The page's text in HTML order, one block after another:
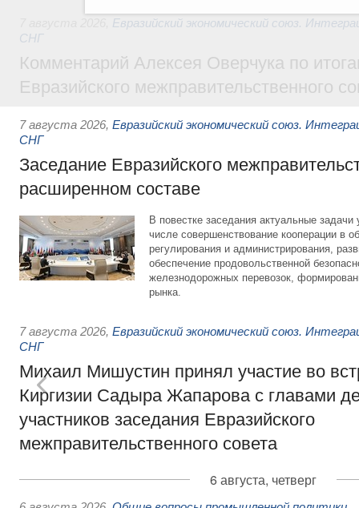
Евразийский экономический союз.
СНГ
Комментарий Алексея Оверчука по
Евразийского межправительственного
7 августа 2026, Евразийский экономический союз.
СНГ
Заседание Евразийского
расширенном составе
В повестке заседания актуальные задачи
числе совершенствование кооперации в
регулирования и администрирования,
обеспечение продовольственной
железнодорожных перевозок,
рынка.
7 августа 2026, Евразийский экономический союз.
СНГ
Михаил Мишустин принял участие во
Киргизии Садыра Жапарова с главами
участников заседания Евразийского
межправительственного совета
6 августа, четверг